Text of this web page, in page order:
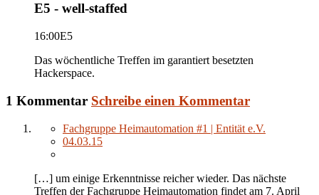
E5 - well-staffed
16:00E5
Das wöchentliche Treffen im garantiert besetzten
Hackerspace.
1 Kommentar Schreibe einen Kommentar
Fachgruppe Heimautomation #1 | Entität e.V.
04.03.15
[…] um einige Erkenntnisse reicher wieder. Das nächste
Treffen der Fachgruppe Heimautomation findet am 7. April